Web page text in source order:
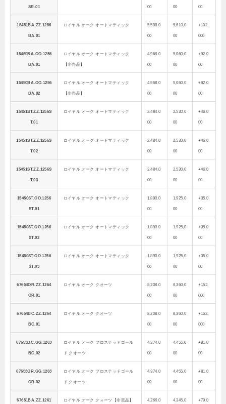
SR.01 00 00 00
15451BA.ZZ.1256
BA.01
ロイヤル オーク オートマティック 5.508.0
00
5,610,0
00
+102,
000
15450BA.OO.1256
BA.01
ロイヤル オーク オートマティック
【非売品】
4.968.0
00
5,060,0
00
+92,0
00
15450BA.OO.1256
BA.02
ロイヤル オーク オートマティック
【非売品】
4.968.0
00
5,060,0
00
+92,0
00
15451ST.ZZ.1256S
T.01
ロイヤル オーク オートマティック 2.484.0
00
2,530,0
00
+46,0
00
15451ST.ZZ.1256S
T.02
ロイヤル オーク オートマティック 2.484.0
00
2,530,0
00
+46,0
00
15451ST.ZZ.1256S
T.03
ロイヤル オーク オートマティック 2.484.0
00
2,530,0
00
+46,0
00
15450ST.OO.1256
ST.01
ロイヤル オーク オートマティック 1.890.0
00
1,925,0
00
+35,0
00
15450ST.OO.1256
ST.02
ロイヤル オーク オートマティック 1.890.0
00
1,925,0
00
+35,0
00
15450ST.OO.1256
ST.03
ロイヤル オーク オートマティック 1.890.0
00
1,925,0
00
+35,0
00
67654OR.ZZ.1264
OR.01
ロイヤル オーク クオーツ 8.208.0
00
8,360,0
00
+152,
000
67654BC.ZZ.1264
BC.01
ロイヤル オーク クオーツ 8.208.0
00
8,360,0
00
+152,
000
67653BC.GG.1263
BC.02
ロイヤル オーク フロステッドゴール
ド クオーツ
4.374.0
00
4,455,0
00
+81,0
00
67653OR.GG.1263
OR.02
ロイヤル オーク フロステッドゴール
ド クオーツ
4.374.0
00
4,455,0
00
+81,0
00
67651BA.ZZ.1261 ロイヤル オーク クォーツ【非売品】 4.266.0 4,345,0 +79,0